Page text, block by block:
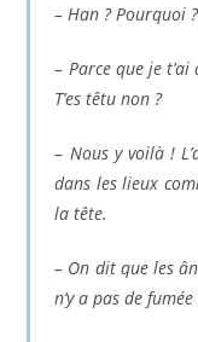
– Han ? Pourquoi ?
– Parce que je
T’es têtu non ?
– Nous y voilà !
dans les lieux
la tête.
– On dit que les
n’y a pas de